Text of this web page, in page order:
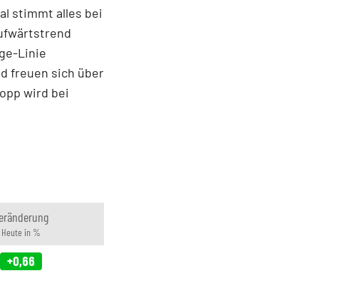
stimmt alles bei
Linie
freuen sich über
wird bei
Heute in %
+0,66